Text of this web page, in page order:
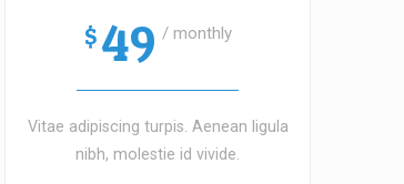
$ 49 / monthly
Vitae adipiscing turpis. Aenean ligula
nibh, molestie id vivide.